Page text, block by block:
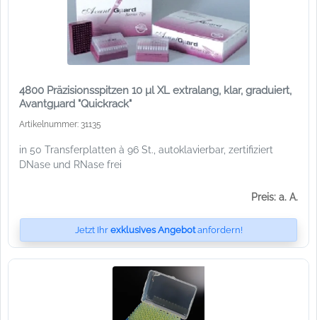
4800 Präzisionsspitzen 10 µl XL extralang, klar, graduiert,
Avantgµard "Quickrack"
Artikelnummer: 31135
in 50 Transferplatten à 96 St., autoklavierbar, zertifiziert
DNase und RNase frei
Preis: a. A.
Jetzt Ihr exklusives Angebotanfordern!